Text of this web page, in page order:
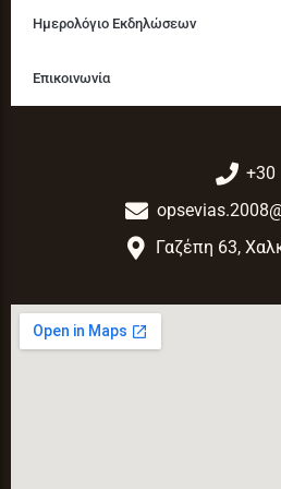
Ημερολόγιο Εκδηλώσεων
Επικοινωνία
+30
Γαζέπη 63,